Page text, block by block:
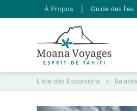
À Propos Guide des Îles
Liste des Excursions > Raiatea